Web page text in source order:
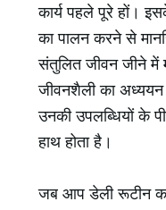
कार्य पहले पूरे हों।
का पालन करने से
संतुलित जीवन जीने में
जीवनशैली का अध्ययन
उनकी उपलब्धियों के
हाथ होता है।
जब आप डेली रूटीन